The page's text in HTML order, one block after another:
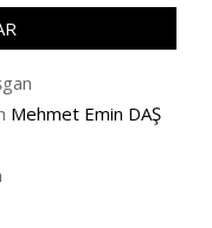
Mehmet Emin DAŞ